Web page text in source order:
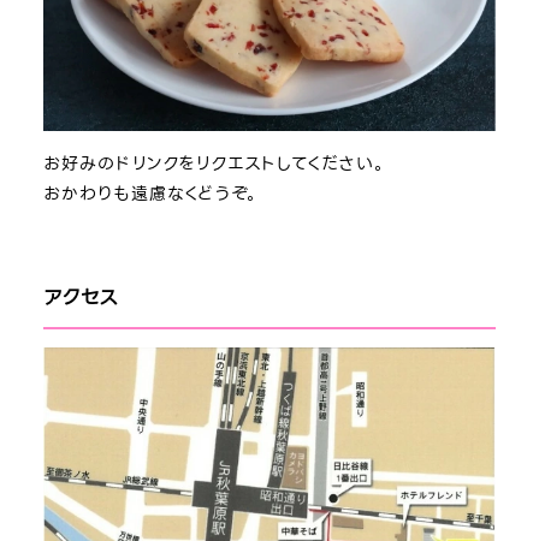
お好みのドリンクをリクエストしてください。
おかわりも遠慮なくどうぞ。
アクセス